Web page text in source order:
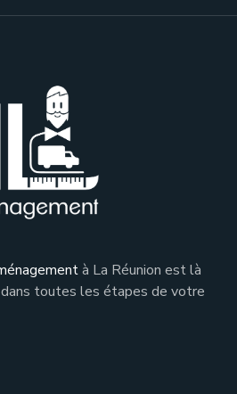
à La Réunion est là
dans toutes les étapes de votre